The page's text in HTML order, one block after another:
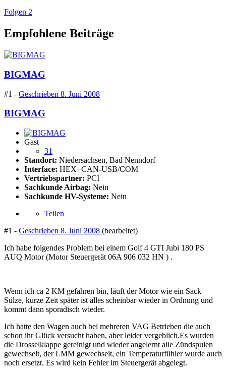
Folgen 2
Empfohlene Beiträge
BIGMAG
#1 - Geschrieben 8. Juni 2008
BIGMAG
Gast
31
Standort: Niedersachsen, Bad Nenndorf
Interface: HEX+CAN-USB/COM
Vertriebspartner: PCI
Sachkunde Airbag: Nein
Sachkunde HV-Systeme: Nein
Teilen
#1 - Geschrieben 8. Juni 2008 (bearbeitet)
Ich habe folgendes Problem bei einem Golf 4 GTI Jubi 180 PS
AUQ Motor (Motor Steuergerät 06A 906 032 HN ) .
Wenn ich ca 2 KM gefahren bin, läuft der Motor wie ein Sack
Sülze, kurze Zeit später ist alles scheinbar wieder in Ordnung und
kommt dann sporadisch wieder.
Ich hatte den Wagen auch bei mehreren VAG Betrieben die auch
schon ihr Glück versucht haben, aber leider vergeblich.Es wurden
die Drosselklappe gereinigt und wieder angelernt alle Zündspulen
gewechselt, der LMM gewechselt, ein Temperaturfühler wurde auch
noch ersetzt. Es wird kein Fehler im Steuergerät abgelegt.